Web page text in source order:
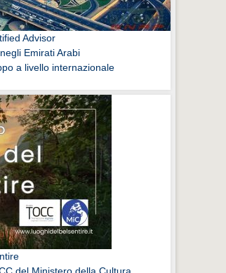
Advisor
Emirati Arabi
a livello internazionale